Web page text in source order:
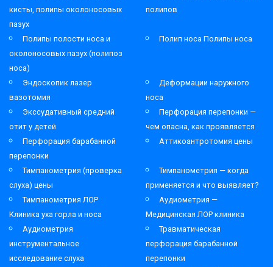
кисты, полипы околоносовых
пазух
полипов
Полипы полости носа и
околоносовых пазух (полипоз
носа)
Полип носа Полипы носа
Эндоскопик лазер
вазотомия
Деформации наружного
носа
Экссудативный средний
отит у детей
Перфорация перепонки —
чем опасна, как проявляется
Перфорация барабанной
перепонки
Аттикоантротомия цены
Тимпанометрия (проверка
слуха) цены
Тимпанометрия — когда
применяется и что выявляет?
Тимпанометрия ЛОР
Клиника уха горла и носа
Аудиометрия —
Медицинская ЛОР клиника
Аудиометрия
инструментальное
исследование слуха
Травматическая
перфорация барабанной
перепонки